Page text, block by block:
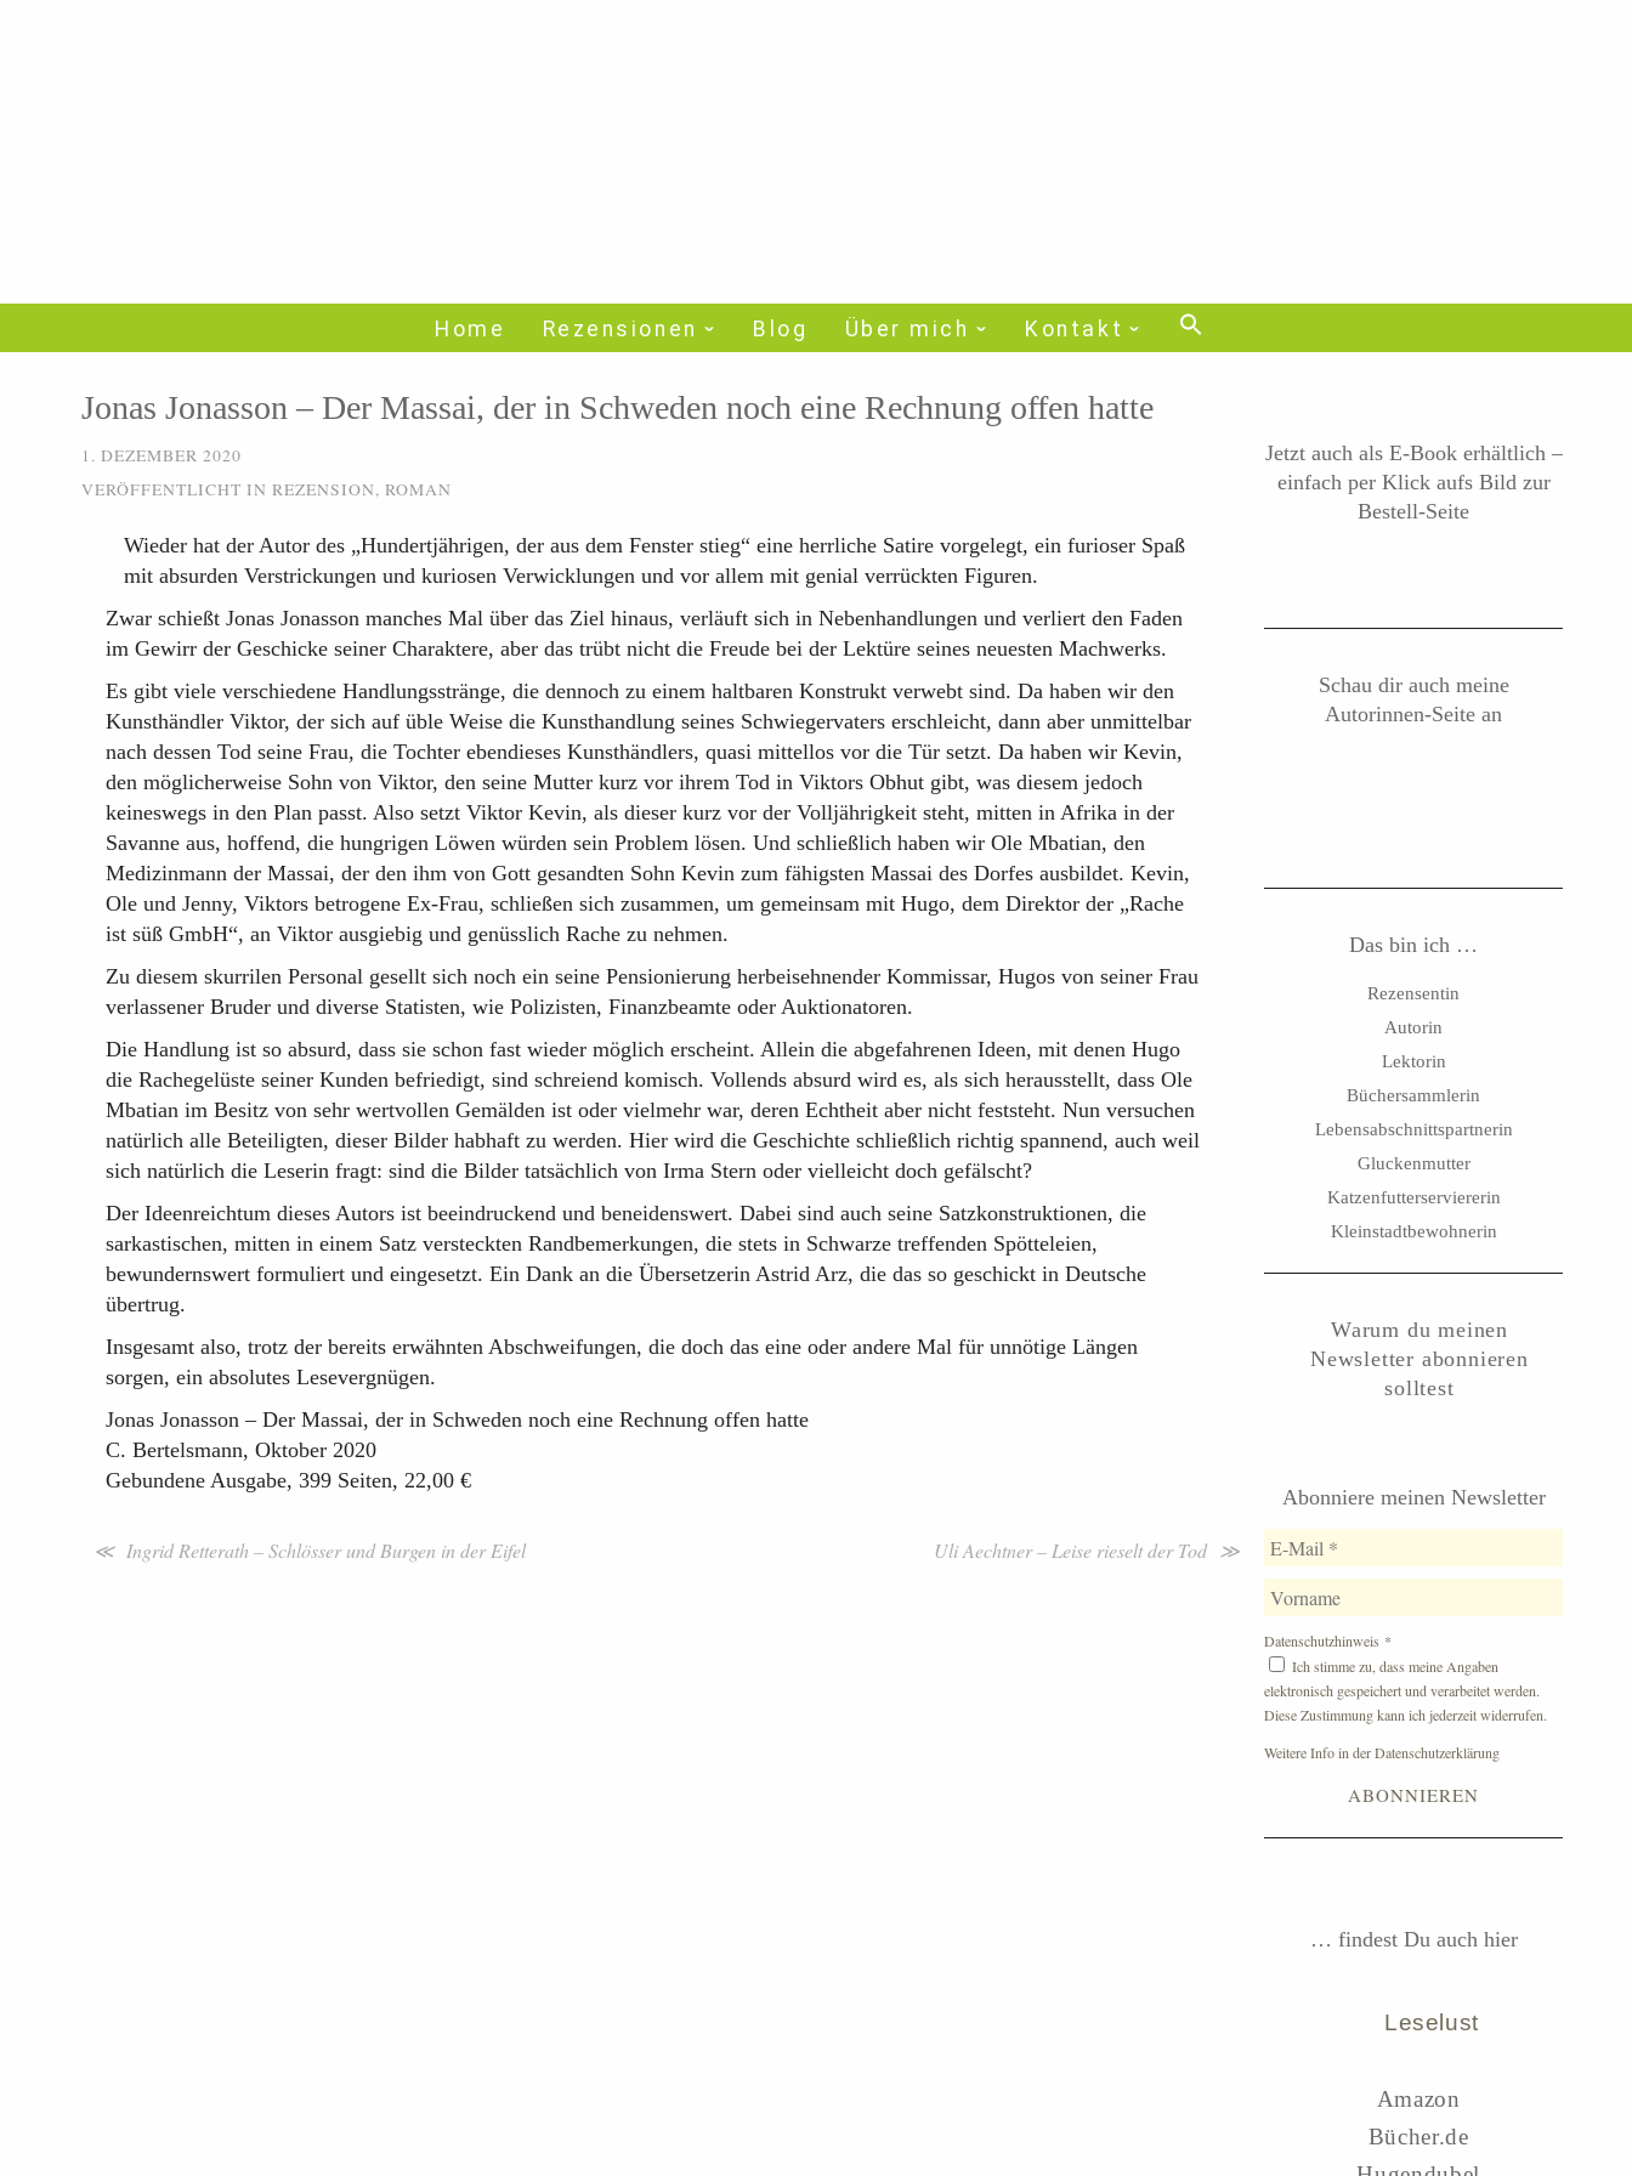
Home Rezensionen Blog Über mich Kontakt
Jonas Jonasson – Der Massai, der in Schweden noch eine Rechnung offen hatte
1. DEZEMBER 2020
VERÖFFENTLICHT IN REZENSION, ROMAN
Wieder hat der Autor des „Hundertjährigen, der aus dem Fenster stieg“ eine herrliche Satire vorgelegt, ein furioser Spaß
mit absurden Verstrickungen und kuriosen Verwicklungen und vor allem mit genial verrückten Figuren.
Zwar schießt Jonas Jonasson manches Mal über das Ziel hinaus, verläuft sich in Nebenhandlungen und verliert den Faden
im Gewirr der Geschicke seiner Charaktere, aber das trübt nicht die Freude bei der Lektüre seines neuesten Machwerks.
Es gibt viele verschiedene Handlungsstränge, die dennoch zu einem haltbaren Konstrukt verwebt sind. Da haben wir den
Kunsthändler Viktor, der sich auf üble Weise die Kunsthandlung seines Schwiegervaters erschleicht, dann aber unmittelbar
nach dessen Tod seine Frau, die Tochter ebendieses Kunsthändlers, quasi mittellos vor die Tür setzt. Da haben wir Kevin,
den möglicherweise Sohn von Viktor, den seine Mutter kurz vor ihrem Tod in Viktors Obhut gibt, was diesem jedoch
keineswegs in den Plan passt. Also setzt Viktor Kevin, als dieser kurz vor der Volljährigkeit steht, mitten in Afrika in der
Savanne aus, hoffend, die hungrigen Löwen würden sein Problem lösen. Und schließlich haben wir Ole Mbatian, den
Medizinmann der Massai, der den ihm von Gott gesandten Sohn Kevin zum fähigsten Massai des Dorfes ausbildet. Kevin,
Ole und Jenny, Viktors betrogene Ex-Frau, schließen sich zusammen, um gemeinsam mit Hugo, dem Direktor der „Rache
ist süß GmbH“, an Viktor ausgiebig und genüsslich Rache zu nehmen.
Zu diesem skurrilen Personal gesellt sich noch ein seine Pensionierung herbeisehnender Kommissar, Hugos von seiner Frau
verlassener Bruder und diverse Statisten, wie Polizisten, Finanzbeamte oder Auktionatoren.
Die Handlung ist so absurd, dass sie schon fast wieder möglich erscheint. Allein die abgefahrenen Ideen, mit denen Hugo
die Rachegelüste seiner Kunden befriedigt, sind schreiend komisch. Vollends absurd wird es, als sich herausstellt, dass Ole
Mbatian im Besitz von sehr wertvollen Gemälden ist oder vielmehr war, deren Echtheit aber nicht feststeht. Nun versuchen
natürlich alle Beteiligten, dieser Bilder habhaft zu werden. Hier wird die Geschichte schließlich richtig spannend, auch weil
sich natürlich die Leserin fragt: sind die Bilder tatsächlich von Irma Stern oder vielleicht doch gefälscht?
Der Ideenreichtum dieses Autors ist beeindruckend und beneidenswert. Dabei sind auch seine Satzkonstruktionen, die
sarkastischen, mitten in einem Satz versteckten Randbemerkungen, die stets in Schwarze treffenden Spötteleien,
bewundernswert formuliert und eingesetzt. Ein Dank an die Übersetzerin Astrid Arz, die das so geschickt in Deutsche
übertrug.
Insgesamt also, trotz der bereits erwähnten Abschweifungen, die doch das eine oder andere Mal für unnötige Längen
sorgen, ein absolutes Lesevergnügen.
Jonas Jonasson – Der Massai, der in Schweden noch eine Rechnung offen hatte
C. Bertelsmann, Oktober 2020
Gebundene Ausgabe, 399 Seiten, 22,00 €
Beitragsnavigation
≪ Ingrid Retterath – Schlösser und Burgen in der Eifel Uli Aechtner – Leise rieselt der Tod ≫
Jetzt auch als E-Book erhältlich –
einfach per Klick aufs Bild zur
Bestell-Seite
Schau dir auch meine
Autorinnen-Seite an
Das bin ich …
Rezensentin
Autorin
Lektorin
Büchersammlerin
Lebensabschnittspartnerin
Gluckenmutter
Katzenfutterserviererin
Kleinstadtbewohnerin
Warum du meinen
Newsletter abonnieren
solltest
Abonniere meinen Newsletter
Datenschutzhinweis *
Ich stimme zu, dass meine Angaben
elektronisch gespeichert und verarbeitet werden.
Diese Zustimmung kann ich jederzeit widerrufen.
Weitere Info in der Datenschutzerklärung
… findest Du auch hier
Leselust
Amazon
Bücher.de